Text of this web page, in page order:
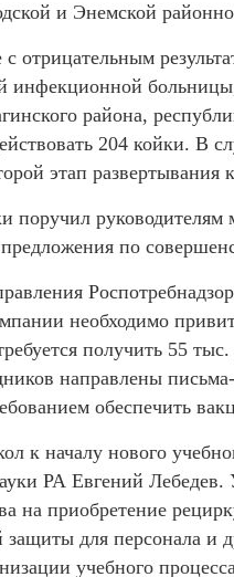
и Энемской
отрицательным
инфекционной
района,
204 койки. В
этап развертывания
поручил
предложения по
необходимо
получить 55
направлены
обеспечить
к началу нового
РА Евгений
на приобретение
для персонала и
учебного